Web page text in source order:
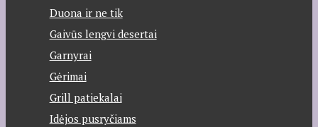
Duona ir ne tik
Gaivūs lengvi desertai
Garnyrai
Gėrimai
Grill patiekalai
Idėjos pusryčiams